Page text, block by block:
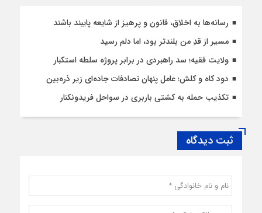
رسانه‌ها به اخلاق، قانون و پرهیز از شایعه پایبند باشند
مسیر از قدِ من بلندتر بود، اما دلم رسید
ولایت فقیه؛ سد راهبردی در برابر پروژه سلطه استکبار
دود کاه و کلش؛ عامل پنهان تصادفات جاده‌ای زیر ذره‌بین
تکذیب حمله به کشتی باربری در سواحل فریدونکنار
ثبت دیدگاه